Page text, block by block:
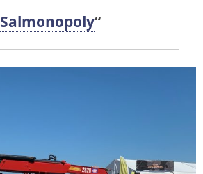
Salmonopoly“